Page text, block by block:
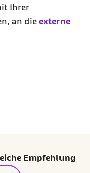
Ihrer
an die externe
Empfehlung